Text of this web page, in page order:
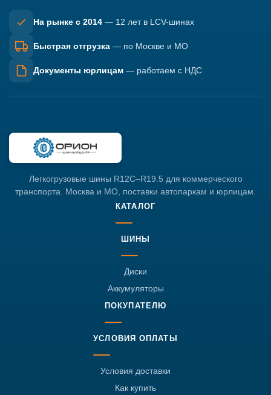
На рынке с 2014 — 12 лет в LCV-шинах
Быстрая отгрузка — по Москве и МО
Документы юрлицам — работаем с НДС
Легкогрузовые шины R12C–R19.5 для коммерческого
транспорта. Москва и МО, поставки автопаркам и юрлицам.
КАТАЛОГ
ШИНЫ
Диски
Аккумуляторы
ПОКУПАТЕЛЮ
УСЛОВИЯ ОПЛАТЫ
Условия доставки
Как купить